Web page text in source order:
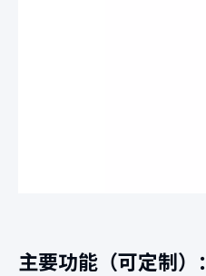
主要功能（可定制）：